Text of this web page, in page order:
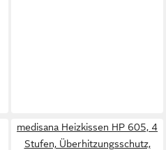
medisana Heizkissen HP 605, 4
Stufen, Überhitzungsschutz,